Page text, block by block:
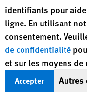
À l’époque, la
pouvaient accéder les
troubles psychosociaux
strict du terme centré
contraignantes étaient
personnes ayant des
professionnels de la
identifiants pour
ligne. En utilisant
consentement.
de confidentialité
et sur les moyens
Accepter Autres